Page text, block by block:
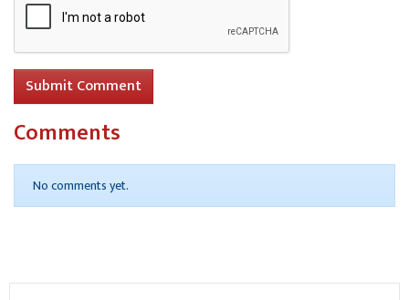
Submit Comment
Comments
No comments yet.